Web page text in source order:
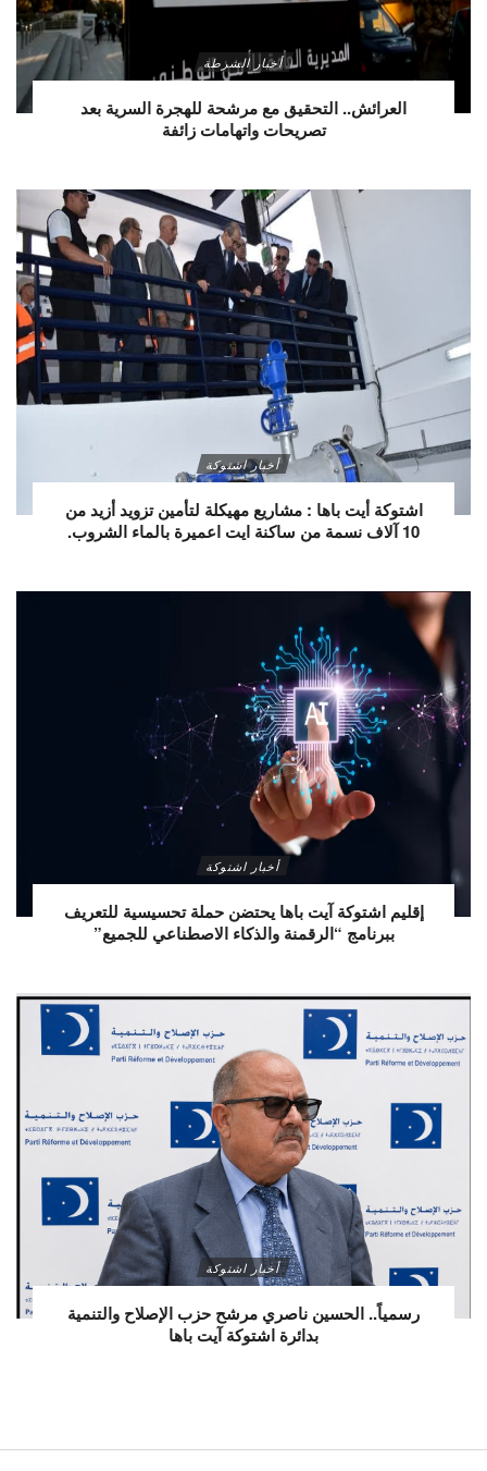
أخبار الشرطة
العرائش.. التحقيق مع مرشحة للهجرة السرية بعد
تصريحات واتهامات زائفة
أخبار اشتوكة
اشتوكة أيت باها : مشاريع مهيكلة لتأمين تزويد أزيد من
10 آلاف نسمة من ساكنة ايت اعميرة بالماء الشروب.
أخبار اشتوكة
إقليم اشتوكة آيت باها يحتضن حملة تحسيسية للتعريف
ببرنامج “الرقمنة والذكاء الاصطناعي للجميع”
أخبار اشتوكة
رسمياً.. الحسين ناصري مرشح حزب الإصلاح والتنمية
بدائرة اشتوكة آيت باها